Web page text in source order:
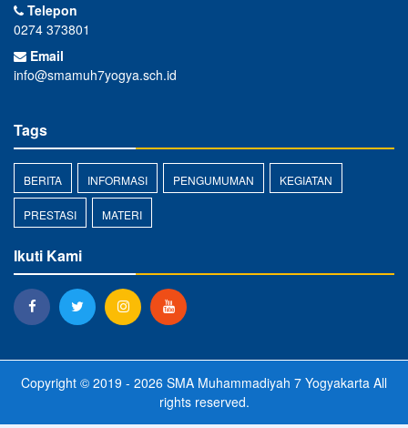
Telepon
0274 373801
Email
info@smamuh7yogya.sch.id
Tags
BERITA INFORMASI PENGUMUMAN KEGIATAN
PRESTASI MATERI
Ikuti Kami
Copyright © 2019 - 2026 SMA Muhammadiyah 7 Yogyakarta All
rights reserved.